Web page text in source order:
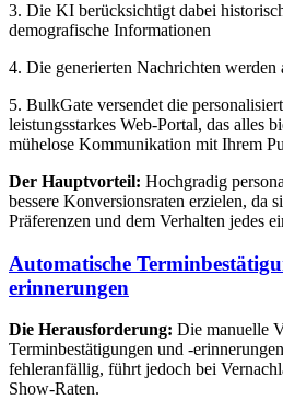
3. Die KI berücksichtigt dabei
demografische Informationen
4. Die generierten Nachrichten
5. BulkGate versendet die
leistungsstarkes Web-Portal, das alles
mühelose Kommunikation mit Ihrem
Der Hauptvorteil: Hochgradig
bessere Konversionsraten erzielen, da
Präferenzen und dem Verhalten jedes
Automatische
erinnerungen
Die Herausforderung: Die manuelle
Terminbestätigungen und -
fehleranfällig, führt jedoch bei
Show-Raten.